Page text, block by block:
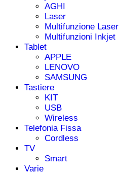
AGHI
Laser
Multifunzione Laser
Multifunzioni Inkjet
Tablet
APPLE
LENOVO
SAMSUNG
Tastiere
KIT
USB
Wireless
Telefonia Fissa
Cordless
TV
Smart
Varie